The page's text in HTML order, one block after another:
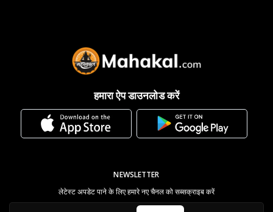
हमारा ऐप डाउनलोड करें
NEWSLETTER
लेटेस्ट अपडेट पाने के लिए हमारे नए चैनल को सब्सक्राइब करें